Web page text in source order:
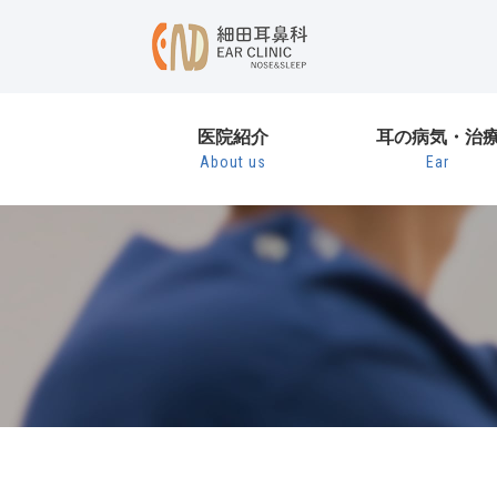
医院紹介
About us
耳の病気・治
Ear